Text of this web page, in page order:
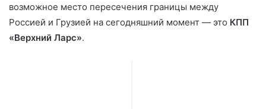
возможное место пересечения границы между
Россией и Грузией на сегодняшний момент — это КПП
«Верхний Ларс».